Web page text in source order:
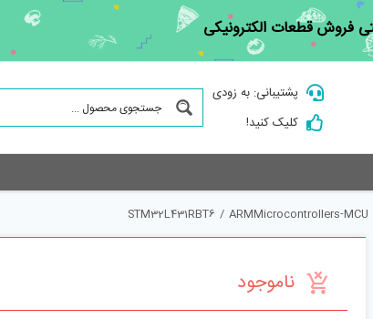
فروش قطعات الکترونیکی
پشتیبانی: به زودی
کلیک کنید!
ARMMicrocontrollers-MCU
/
STM32L431RBT6
ناموجود